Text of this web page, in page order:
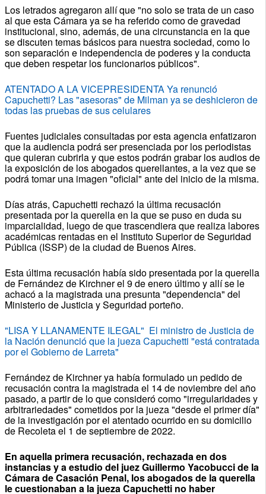
Los letrados agregaron allí que "no solo se trata de un caso
al que esta Cámara ya se ha referido como de gravedad
institucional, sino, además, de una circunstancia en la que
se discuten temas básicos para nuestra sociedad, como lo
son separación e independencia de poderes y la conducta
que deben respetar los funcionarios públicos".
ATENTADO A LA VICEPRESIDENTA Ya renunció
Capuchetti? Las "asesoras" de Milman ya se deshicieron de
todas las pruebas de sus celulares
Fuentes judiciales consultadas por esta agencia enfatizaron
que la audiencia podrá ser presenciada por los periodistas
que quieran cubrirla y que estos podrán grabar los audios de
la exposición de los abogados querellantes, a la vez que se
podrá tomar una imagen "oficial" ante del inicio de la misma.
Días atrás, Capuchetti rechazó la última recusación
presentada por la querella en la que se puso en duda su
imparcialidad, luego de que trascendiera que realiza labores
académicas rentadas en el Instituto Superior de Seguridad
Pública (ISSP) de la ciudad de Buenos Aires.
Esta última recusación había sido presentada por la querella
de Fernández de Kirchner el 9 de enero último y allí se le
achacó a la magistrada una presunta "dependencia" del
Ministerio de Justicia y Seguridad porteño.
"LISA Y LLANAMENTE ILEGAL" El ministro de Justicia de
la Nación denunció que la jueza Capuchetti "está contratada
por el Gobierno de Larreta"
Fernández de Kirchner ya había formulado un pedido de
recusación contra la magistrada el 14 de noviembre del año
pasado, a partir de lo que consideró como "irregularidades y
arbitrariedades" cometidos por la jueza "desde el primer día"
de la investigación por el atentado ocurrido en su domicilio
de Recoleta el 1 de septiembre de 2022.
En aquella primera recusación, rechazada en dos
instancias y a estudio del juez Guillermo Yacobucci de la
Cámara de Casación Penal, los abogados de la querella
le cuestionaban a la jueza Capuchetti no haber